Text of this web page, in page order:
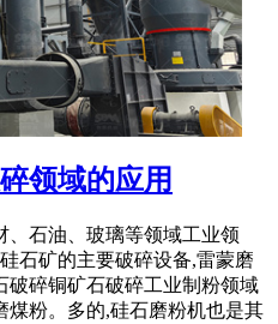
领域的应用
、石油、玻璃等领域工业领
石矿的主要破碎设备,雷蒙磨
破碎铜矿石破碎工业制粉领域
煤粉。多的,硅石磨粉机也是其